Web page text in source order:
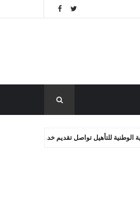
تواصل تقديم خدماتها العلاجية في غزة